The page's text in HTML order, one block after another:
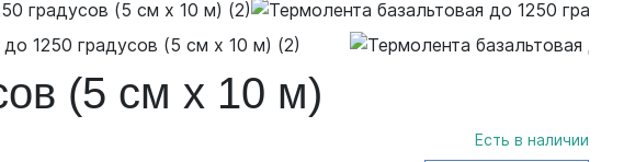
(5 см х 10 м)
Есть в наличии